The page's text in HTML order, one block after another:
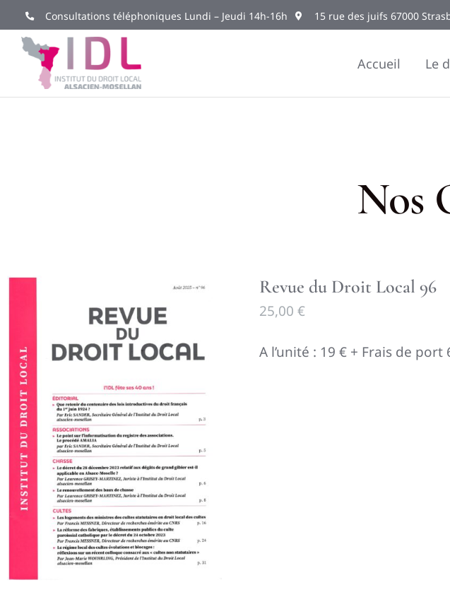
Passer
contenu
Consultations téléphoniques Lundi – Jeudi 14h-16h 15 rue des juifs 67000
Accueil Le
Nos
Revue du Droit Local 96
25,00€
A l’unité : 19 € + Frais de